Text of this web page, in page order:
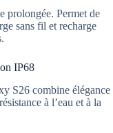
prolongée. Permet de
sans fil et recharge
IP68
S26 combine élégance
à l’eau et à la